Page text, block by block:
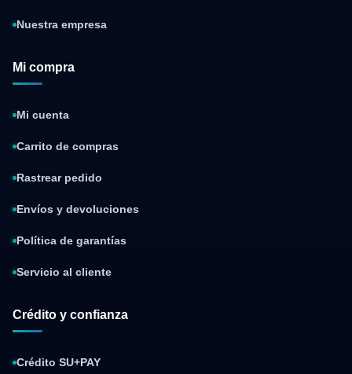
Nuestra empresa
Mi compra
Mi cuenta
Carrito de compras
Rastrear pedido
Envíos y devoluciones
Política de garantías
Servicio al cliente
Crédito y confianza
Crédito SU+PAY